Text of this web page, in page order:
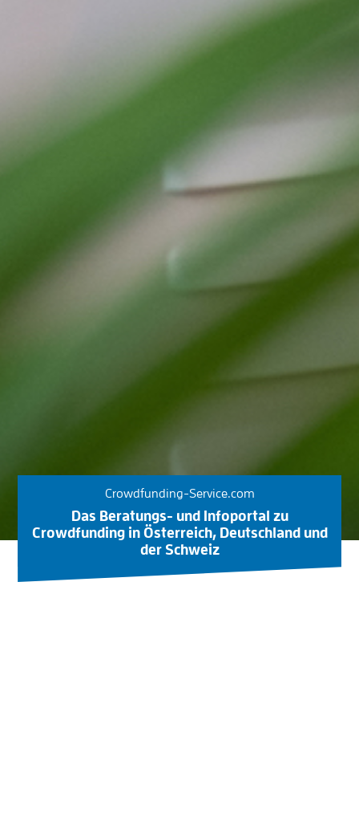
Crowdfunding-Service.com
Das Beratungs- und Infoportal zu
Crowdfunding in Österreich, Deutschland und
der Schweiz